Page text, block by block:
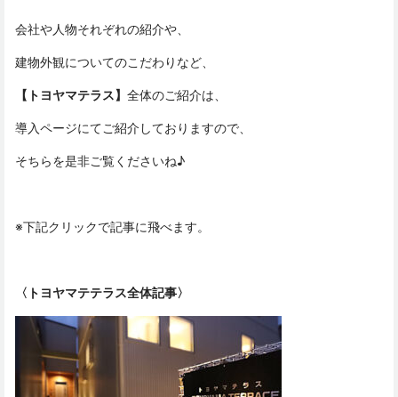
会社や人物それぞれの紹介や、
建物外観についてのこだわりなど、
【トヨヤマテラス】 全体のご紹介は、
導入ページにてご紹介しておりますので、
そちらを是非ご覧くださいね♪
※下記クリックで記事に飛べます。
〈トヨヤマテテラス全体記事〉